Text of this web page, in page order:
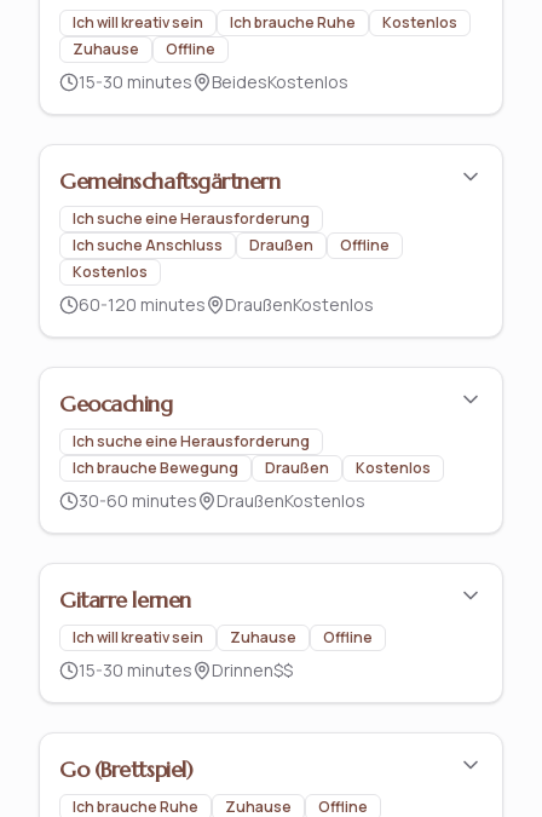
Ich will kreativ sein Ich brauche Ruhe
Kostenlos
Zuhause
Offline
15-30 minutes BeidesKostenlos
Gemeinschaftsgärtnern
Ich suche eine Herausforderung
Ich suche Anschluss
Draußen
Offline
Kostenlos
60-120 minutes DraußenKostenlos
Geocaching
Ich suche eine Herausforderung
Ich brauche Bewegung
Draußen Kostenlos
30-60 minutes DraußenKostenlos
Gitarre lernen
Ich will kreativ sein Zuhause Offline
15-30 minutes Drinnen$$
Go (Brettspiel)
Ich brauche Ruhe Zuhause Offline